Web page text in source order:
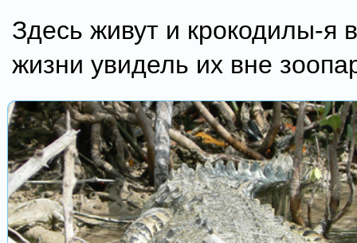
Здесь живут и крокодилы-я
жизни увидель их вне